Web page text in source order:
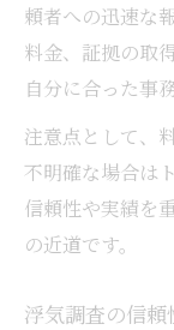
頼者への迅速な
料金、証拠の取
自分に合った事
注意点として、
不明確な場合は
信頼性や実績を
の近道です。
浮気調査の信